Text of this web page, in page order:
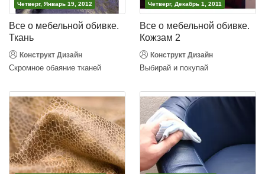
Четверг, Январь 19, 2012
Все о мебельной обивке.
Ткань
Конструкт Дизайн
Скромное обаяние тканей
Четверг, Декабрь 1, 2011
Все о мебельной обивке.
Кожзам 2
Конструкт Дизайн
Выбирай и покупай